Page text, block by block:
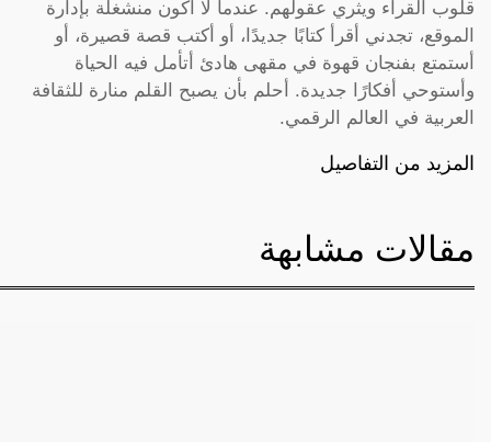
قلوب القراء ويثري عقولهم. عندما لا أكون منشغلة بإدارة
الموقع، تجدني أقرأ كتابًا جديدًا، أو أكتب قصة قصيرة، أو
أستمتع بفنجان قهوة في مقهى هادئ أتأمل فيه الحياة
وأستوحي أفكارًا جديدة. أحلم بأن يصبح القلم منارة للثقافة
العربية في العالم الرقمي.
المزيد من التفاصيل
مقالات مشابهة